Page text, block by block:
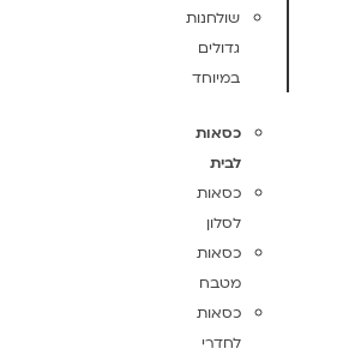
שולחנות
גדולים
במיוחד
כסאות
לבית
כסאות
לסלון
כסאות
מטבח
כסאות
לחדרי